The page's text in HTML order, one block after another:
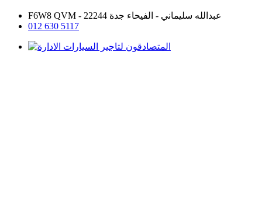
F6W8 QVM - عبدالله سليماني - الفيحاء جدة 22244
012 630 5117